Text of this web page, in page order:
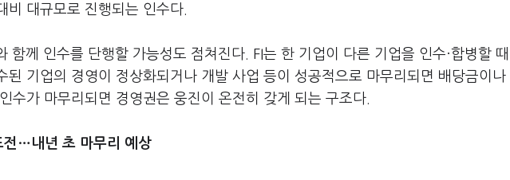
비 대규모로 진행되는 인수다.
함께 인수를 단행할 가능성도 점쳐진다. FI는 한 기업이 다른 기업을 인수·합병할 때
된 기업의 경영이 정상화되거나 개발 사업 등이 성공적으로 마무리되면 배당금이나
수가 마무리되면 경영권은 웅진이 온전히 갖게 되는 구조다.
전…내년 초 마무리 예상